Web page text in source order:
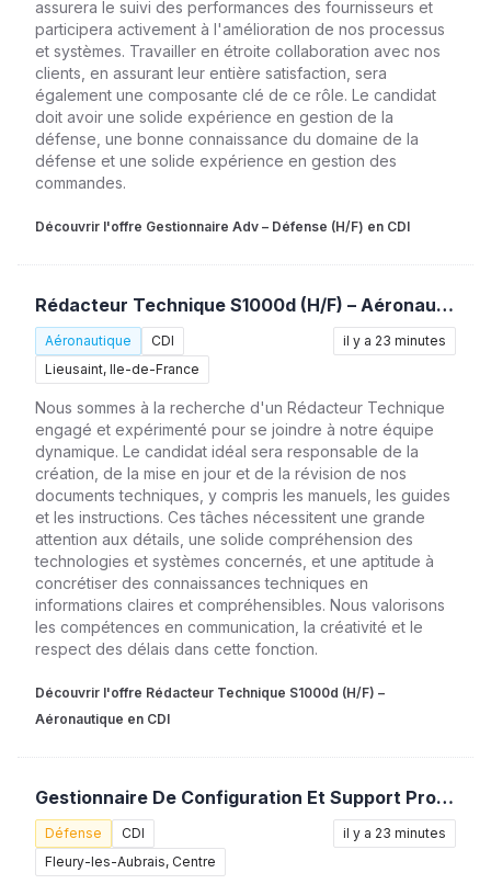
assurera le suivi des performances des fournisseurs et
participera activement à l'amélioration de nos processus
et systèmes. Travailler en étroite collaboration avec nos
clients, en assurant leur entière satisfaction, sera
également une composante clé de ce rôle. Le candidat
doit avoir une solide expérience en gestion de la
défense, une bonne connaissance du domaine de la
défense et une solide expérience en gestion des
commandes.
Découvrir l'offre Gestionnaire Adv – Défense (H/F) en CDI
Rédacteur Technique S1000d (H/F) – Aéronautique
Aéronautique
CDI
Lieusaint, Ile-de-France
il y a 23 minutes
Nous sommes à la recherche d'un Rédacteur Technique
engagé et expérimenté pour se joindre à notre équipe
dynamique. Le candidat idéal sera responsable de la
création, de la mise en jour et de la révision de nos
documents techniques, y compris les manuels, les guides
et les instructions. Ces tâches nécessitent une grande
attention aux détails, une solide compréhension des
technologies et systèmes concernés, et une aptitude à
concrétiser des connaissances techniques en
informations claires et compréhensibles. Nous valorisons
les compétences en communication, la créativité et le
respect des délais dans cette fonction.
Découvrir l'offre Rédacteur Technique S1000d (H/F) –
Aéronautique en CDI
Gestionnaire De Configuration Et Support Projet (H/F)
Défense
CDI
Fleury-les-Aubrais, Centre
il y a 23 minutes